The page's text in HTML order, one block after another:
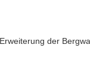
der